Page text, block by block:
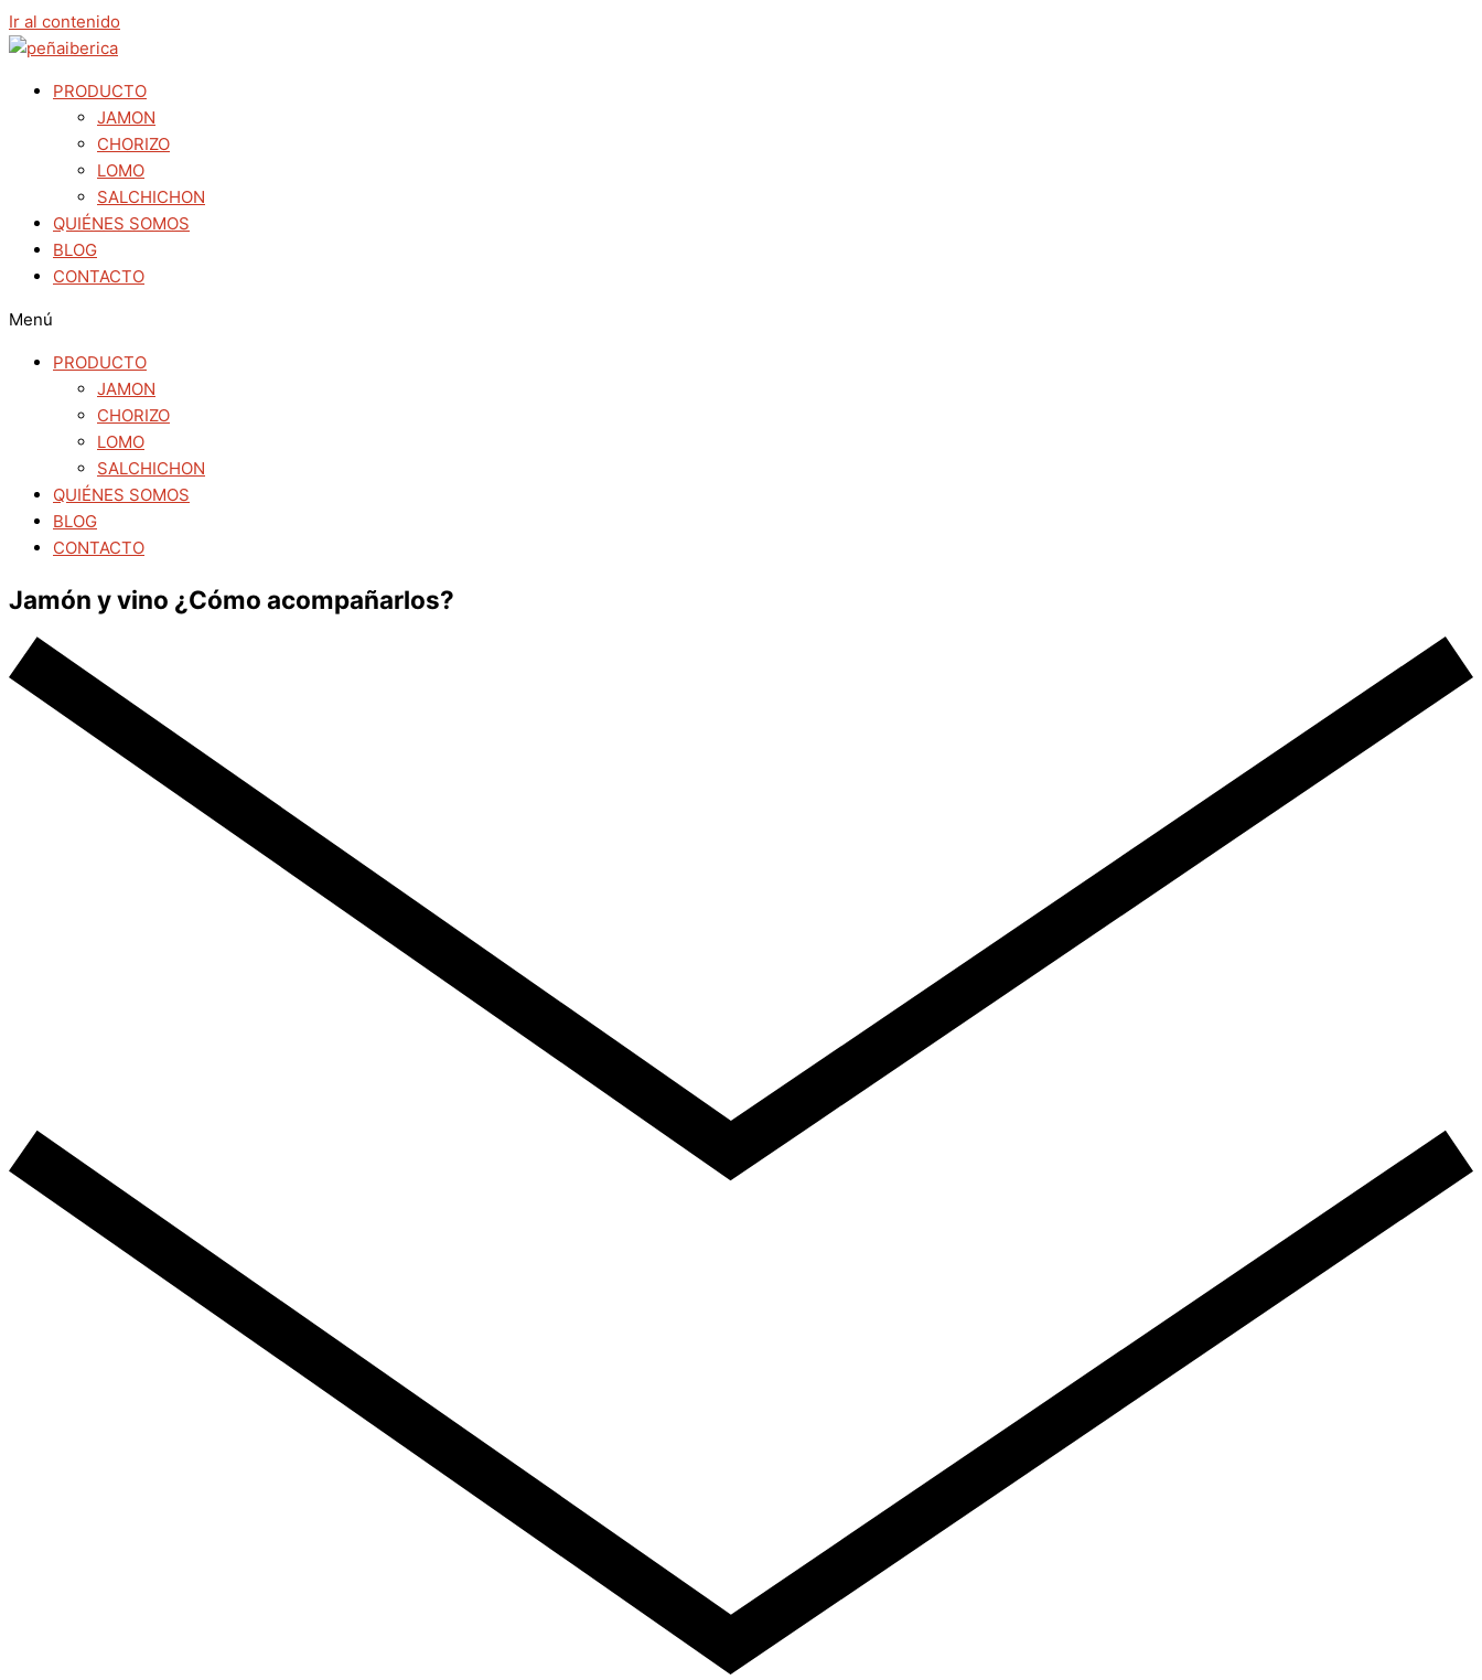
Ir al contenido
PRODUCTO
JAMON
CHORIZO
LOMO
SALCHICHON
QUIÉNES SOMOS
BLOG
CONTACTO
Menú
PRODUCTO
JAMON
CHORIZO
LOMO
SALCHICHON
QUIÉNES SOMOS
BLOG
CONTACTO
Jamón y vino ¿Cómo acompañarlos?